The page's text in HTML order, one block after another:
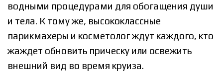
водными процедурами для обогащения души
и тела. К тому же, высококлассные
парикмахеры и косметолог ждут каждого, кто
жаждет обновить прическу или освежить
внешний вид во время круиза.